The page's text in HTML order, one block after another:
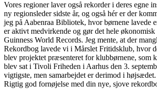
Vores regioner laver også rekorder i deres
ny regionsleder sidste år, og også hér er der
jeg på Aabenraa Bibliotek, hvor børnene lavede
er aktivt medvirkende og gør det hele
Guinness World Records. Jeg mente, at der
Rekordbog lavede vi i Mårslet Fritidsklub, hvor
blev projektet præsenteret for klubbørnene, som
blev sat i Tivoli Friheden i Aarhus den 3.
vigtigste, men samarbejdet er derimod i
Rigtig god fornøjelse med din nye, sjove